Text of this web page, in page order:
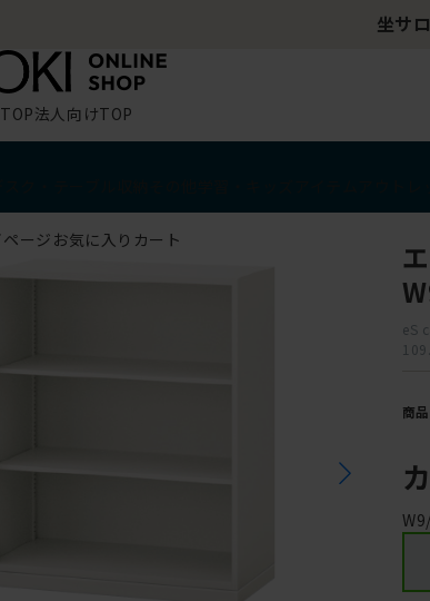
坐サ
法人向けTOP
ージ お気に入り カート
eS
商